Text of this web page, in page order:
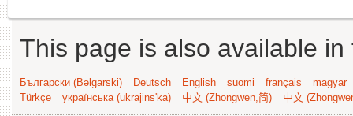
This page is also available
Български (Bəlgarski) Deutsch English suomi français
magyar
Türkçe
українська (ukrajins'ka) 中文 (Zhongwen,简) 中文